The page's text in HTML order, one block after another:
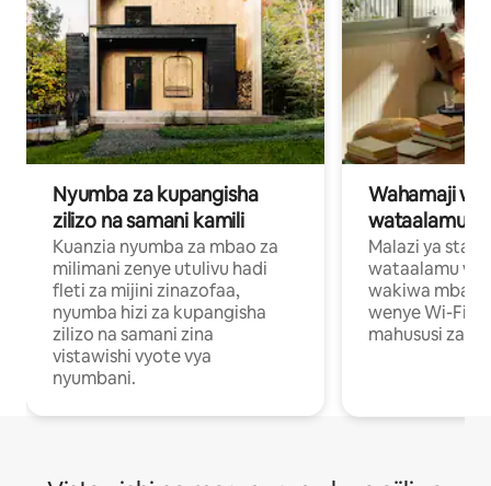
Nyumba za kupangisha
zilizo na samani kamili
Kuanzia nyumba za mbao za
milimani zenye utulivu hadi
fleti za mijini zinazofaa,
nyumba hizi za kupangisha
zilizo na samani zina
vistawishi vyote vya
nyumbani.
Wahamaji
wataalamu
Malazi ya
wataalamu
wakiwa mbali
wenye Wi-Fi
mahususi za